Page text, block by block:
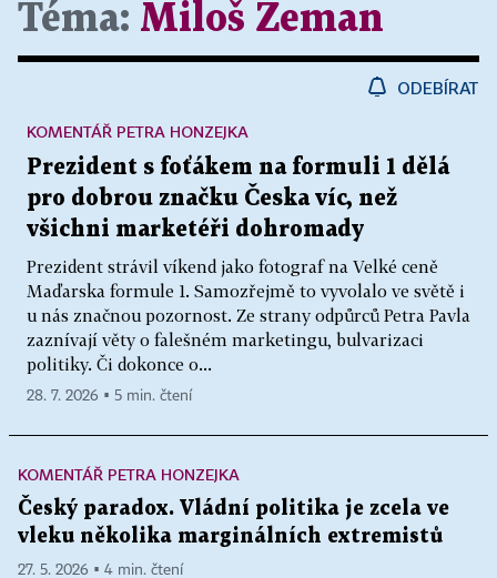
Téma: Miloš Zeman
ODEBÍRAT
Prezident s foťákem na formuli 1 dělá
pro dobrou značku Česka víc, než
všichni marketéři dohromady
Prezident strávil víkend jako fotograf na Velké ceně
Maďarska formule 1. Samozřejmě to vyvolalo ve světě i
u nás značnou pozornost. Ze strany odpůrců Petra Pavla
zaznívají věty o falešném marketingu, bulvarizaci
politiky. Či dokonce o...
KOMENTÁŘ PETRA HONZEJKA
28. 7. 2026 ▪ 5 min. čtení
KOMENTÁŘ PETRA HONZEJKA
Český paradox. Vládní politika je zcela ve
vleku několika marginálních extremistů
27. 5. 2026 ▪ 4 min. čtení